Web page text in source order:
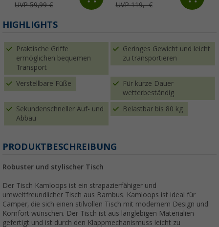
UVP 59,99 € UVP 119,- €
HIGHLIGHTS
Praktische Griffe
ermöglichen bequemen
Transport
Geringes Gewicht und leicht
zu transportieren
Verstellbare Füße
Für kurze Dauer
wetterbeständig
Sekundenschneller Auf- und
Abbau
Belastbar bis 80 kg
PRODUKTBESCHREIBUNG
Robuster und stylischer Tisch
Der Tisch Kamloops ist ein strapazierfähiger und
umweltfreundlicher Tisch aus Bambus. Kamloops ist ideal für
Camper, die sich einen stilvollen Tisch mit modernem Design und
Komfort wünschen. Der Tisch ist aus langlebigen Materialien
gefertigt und ist durch den Klappmechanismuss leicht zu